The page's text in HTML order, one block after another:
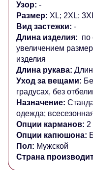
Узор: -
Размер: XL; 2XL;
Вид застежки: -
Длина изделия: по
увеличением
изделия
Длина рукава:
Уход за вещами:
градусах, без
Назначение:
одежда;
Опции карманов: 2
Опции капюшона:
Пол: Мужской
Страна